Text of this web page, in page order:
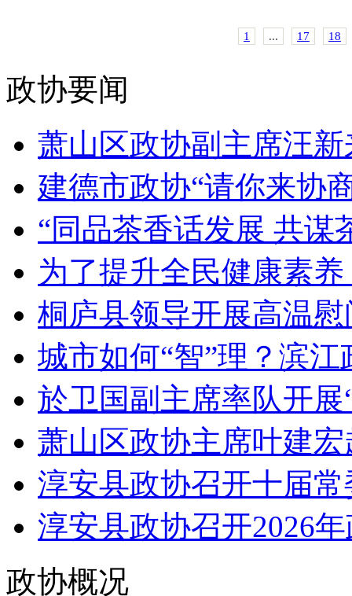
1 ... 17 18
政协要闻
萧山区政协副主席汪
建德市政协“请你来协
“同品茶香话发展 共
为了提升全民健康素
桐庐县领导开展高温
城市如何“智”理？滨
於卫国副主席率队开
萧山区政协主席叶建
淳安县政协召开十届
淳安县政协召开2026
政协概况